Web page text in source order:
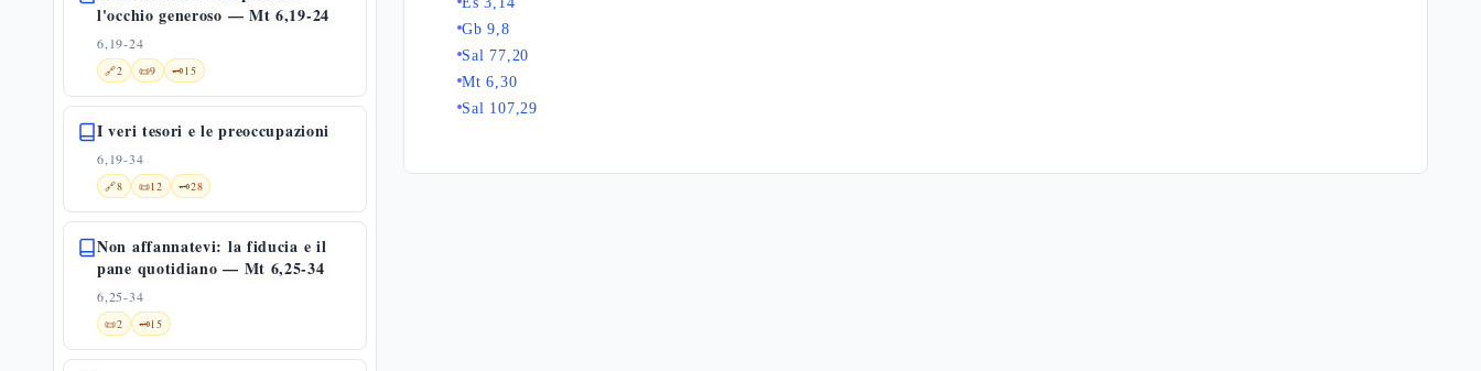
l'occhio generoso — Mt 6,19-24
6,19-24
🔗2 📜9 🗝️15
I veri tesori e le preoccupazioni
6,19-34
🔗8 📜12 🗝️28
Non affannatevi: la fiducia e il
pane quotidiano — Mt 6,25-34
6,25-34
📜2 🗝️15
Gb 9,8
Sal 77,20
Mt 6,30
Sal 107,29